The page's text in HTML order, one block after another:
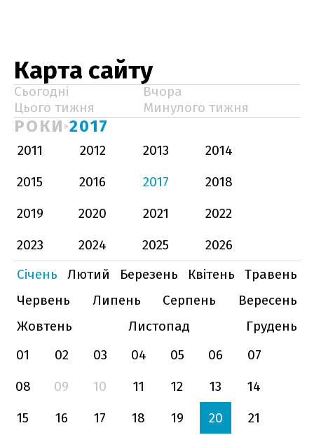
Карта сайту
Сьогодні
Вчора
Цього тижня
Минулого тижня
РОКИ 2017
2011 2012 2013
2014
2015
2016 2017
2018
2019
2020 2021
2022
2023
2024 2025
2026
Січень
Лютий Березень Квітень
Травень
Червень
Липень Серпень
Вересень
Жовтень
Листопад
Грудень
01
02 03 04 05 06
07
08
09 10 11 12 13
14
15
16 17 18 19 20
21